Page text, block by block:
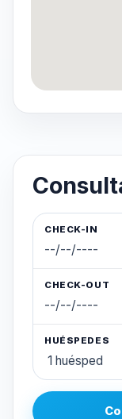
CHECK-IN
CHECK-OUT
HUÉSPEDES